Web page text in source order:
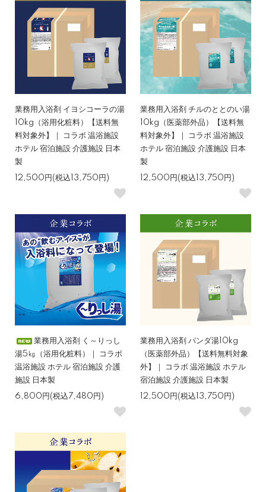
業務用入浴剤 イヨシコーラの湯
10kg（浴用化粧料）【送料無
料対象外】｜ コラボ 温浴施設
ホテル 宿泊施設 介護施設 日本
製
12,500円(税込13,750円)
業務用入浴剤 チルのととのい湯
10kg（医薬部外品）【送料無
料対象外】｜ コラボ 温浴施設
ホテル 宿泊施設 介護施設 日本
製
12,500円(税込13,750円)
業務用入浴剤 く～りっし
湯5㎏（浴用化粧料）｜ コラボ
温浴施設 ホテル 宿泊施設 介護
施設 日本製
6,800円(税込7,480円)
業務用入浴剤 パンダ湯10kg
（医薬部外品）【送料無料対象
外】｜ コラボ 温浴施設 ホテル
宿泊施設 介護施設 日本製
12,500円(税込13,750円)